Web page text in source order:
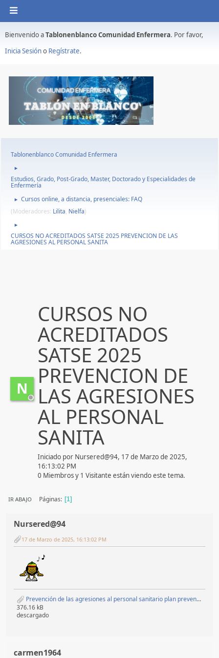
Bienvenido aTablonenblanco Comunidad Enfermera. Por favor,
Inicia Sesióno Regístrate.
Tablonenblanco Comunidad Enfermera
►
Estudios, Grado, Post-Grado, Master, Doctorado y Especialidades de
Enfermería
►
Cursos online, a distancia, presenciales: FAQ
(Moderadores: Lilita, Nielfa)
►
CURSOS NO ACREDITADOS SATSE 2025 PREVENCION DE LAS
AGRESIONES AL PERSONAL SANITA
N
CURSOS NO
ACREDITADOS
SATSE 2025
PREVENCION DE
LAS AGRESIONES
AL PERSONAL
SANITA
Iniciado por Nursered@94, 17 de Marzo de 2025,
16:13:02 PM
0 Miembros y 1 Visitante están viendo este tema.
IR ABAJO Páginas 1
Nursered@94
17 de Marzo de 2025, 16:13:02 PM
Prevención de las agresiones al personal sanitario plan prevencion y atencion frente agresiones del SAS para Enfermeria pdf 100 aciertos.pdf
376.16 kB
descargado
carmen1964